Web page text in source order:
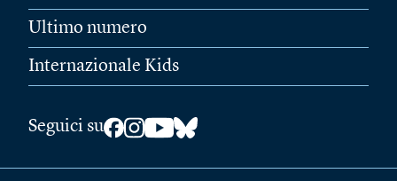
Ultimo numero
Internazionale Kids
Seguici su